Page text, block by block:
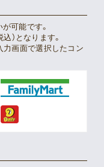
可能です。
）となります。
力画面で選択したコン